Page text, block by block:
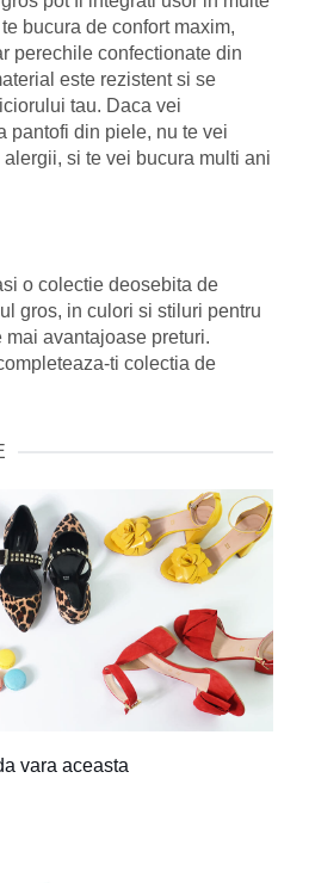
bucura de confort maxim,
perechile confectionate din
este rezistent si se
tau. Daca vei
pantofi din piele, nu te vei
si te vei bucura multi ani
o colectie deosebita de
gros, in culori si stiluri pentru
avantajoase preturi.
ti colectia de
vara aceasta